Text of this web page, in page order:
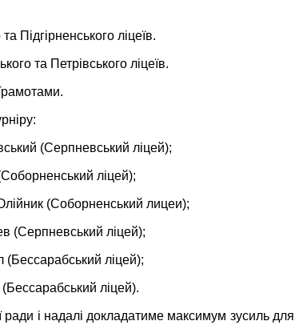
Підгірненського ліцеїв.
та Петрівського ліцеїв.
(Серпневський ліцей);
ліцей);
(Соборненський лицеи);
(Серпневський ліцей);
ліцей);
ліцей).
і надалі докладатиме максимум зусиль для